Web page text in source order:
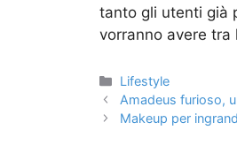
tanto gli utenti già
vorranno avere tra
Categorie
Lifestyle
Amadeus furioso,
Makeup per